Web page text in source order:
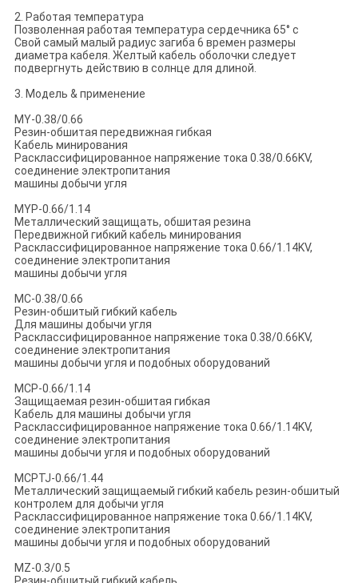
2. Работая температура
Позволенная работая температура сердечника 65° c
Свой самый малый радиус загиба 6 времен размеры
диаметра кабеля. Желтый кабель оболочки следует
подвергнуть действию в солнце для длиной.
3. Модель & применение
MY-0.38/0.66
Резин-обшитая передвижная гибкая
Кабель минирования
Расклассифицированное напряжение тока 0.38/0.66KV,
соединение электропитания
машины добычи угля
MYP-0.66/1.14
Металлический защищать, обшитая резина
Передвижной гибкий кабель минирования
Расклассифицированное напряжение тока 0.66/1.14KV,
соединение электропитания
машины добычи угля
MC-0.38/0.66
Резин-обшитый гибкий кабель
Для машины добычи угля
Расклассифицированное напряжение тока 0.38/0.66KV,
соединение электропитания
машины добычи угля и подобных оборудований
MCP-0.66/1.14
Защищаемая резин-обшитая гибкая
Кабель для машины добычи угля
Расклассифицированное напряжение тока 0.66/1.14KV,
соединение электропитания
машины добычи угля и подобных оборудований
MCPTJ-0.66/1.44
Металлический защищаемый гибкий кабель резин-обшитый
контролем для добычи угля
Расклассифицированное напряжение тока 0.66/1.14KV,
соединение электропитания
машины добычи угля и подобных оборудований
MZ-0.3/0.5